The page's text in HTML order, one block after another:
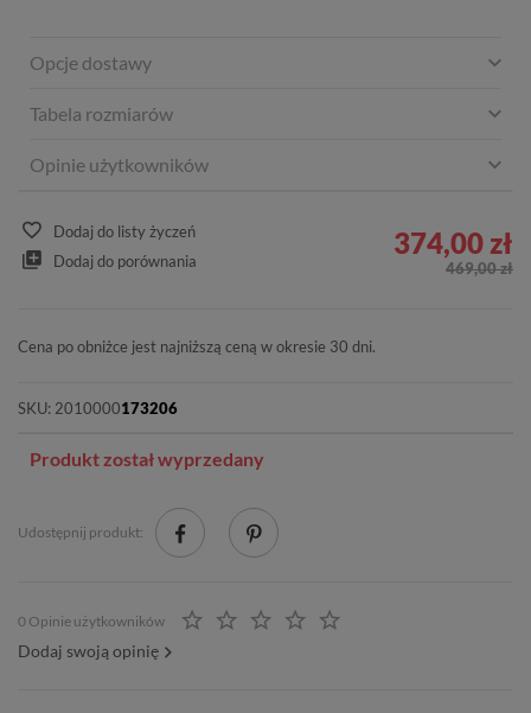
Opcje dostawy
Tabela rozmiarów
Opinie użytkowników
Dodaj do listy życzeń
Dodaj do porównania
374,00 zł
469,00 zł
Cena po obniżce jest najniższą ceną w okresie 30 dni.
SKU: 2010000173206
Produkt został wyprzedany
Udostępnij produkt:
0 Opinie użytkowników
Dodaj swoją opinię